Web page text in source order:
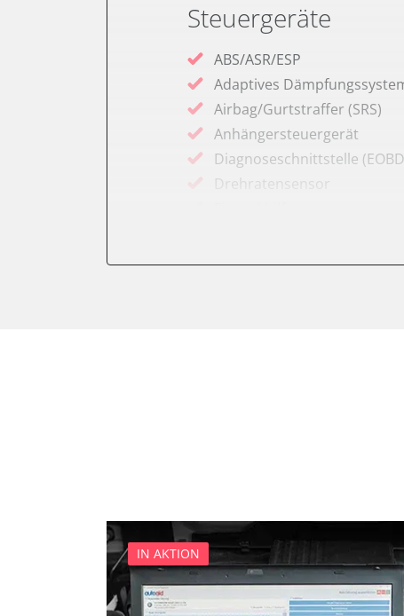
Steuergeräte
ABS/ASR/ESP
Adaptives
Airbag/Gurtstraffer (SRS)
Anhängersteuergerät
Diagnoseschnittstelle
Drehratensensor
Kombiinstrument
Kraftstoffpumpe
Lenkradwinkel-Sensor
Lenksäuleneinheit
IN AKTION